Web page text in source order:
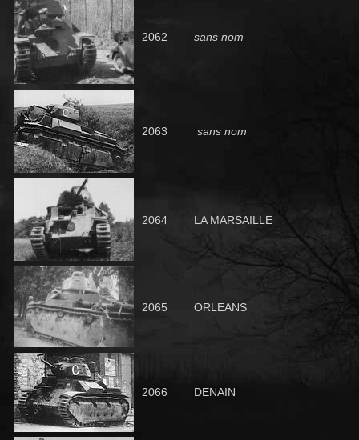
2062 sans nom
2063 sans nom
2064 LA MARSAILLE
2065 ORLEANS
2066 DENAIN